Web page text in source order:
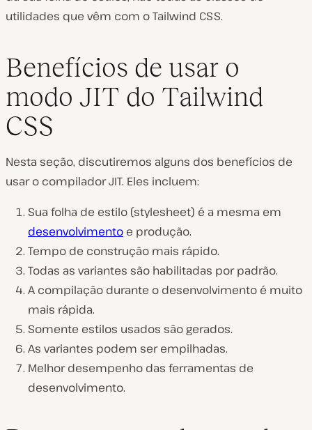
utilidades que vêm com o Tailwind CSS.
Benefícios de usar o
modo JIT do Tailwind
CSS
Nesta seção, discutiremos alguns dos benefícios de
usar o compilador JIT. Eles incluem:
Sua folha de estilo (stylesheet) é a mesma em
desenvolvimento e produção.
Tempo de construção mais rápido.
Todas as variantes são habilitadas por padrão.
A compilação durante o desenvolvimento é muito
mais rápida.
Somente estilos usados são gerados.
As variantes podem ser empilhadas.
Melhor desempenho das ferramentas de
desenvolvimento.